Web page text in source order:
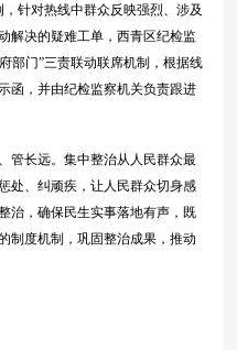
针对热线中群众反映强烈、涉及
解决的疑难工单，西青区纪检监
部门”三责联动联席机制，根据线
函，并由纪检监察机关负责跟进
长远。集中整治从人民群众最
处、纠顽疾，让人民群众切身感
治，确保民生实事落地有声，既
制度机制，巩固整治成果，推动